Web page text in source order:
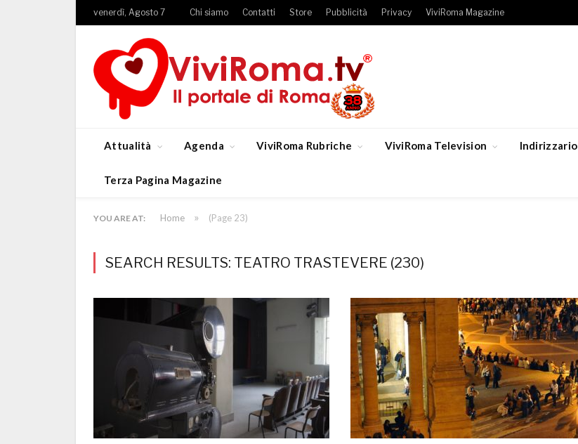
venerdì, Agosto 7 Chi siamo Contatti Store Pubblicità Privacy ViviRoma Magazine
Attualità Agenda ViviRoma Rubriche ViviRoma Television Indirizzario
Terza Pagina Magazine
YOU ARE AT: Home » (Page 23)
SEARCH RESULTS: TEATRO TRASTEVERE (230)